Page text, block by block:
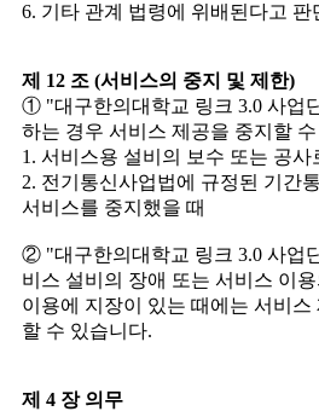
6. 기타 관계 법령에 위배된다고 판
제 12 조 (서비스의 중지 및 제한)
① "대구한의대학교 링크 3.0 사업
하는 경우 서비스 제공을 중지할
1. 서비스용 설비의 보수 또는 공
2. 전기통신사업법에 규정된 기간
서비스를 중지했을 때
② "대구한의대학교 링크 3.0 사업
비스 설비의 장애 또는 서비스 이
이용에 지장이 있는 때에는 서비
할 수 있습니다.
제 4 장 의무